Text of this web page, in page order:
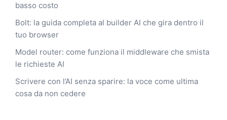
basso costo
Bolt: la guida completa al builder AI che gira dentro il
tuo browser
Model router: come funziona il middleware che smista
le richieste AI
Scrivere con l’AI senza sparire: la voce come ultima
cosa da non cedere